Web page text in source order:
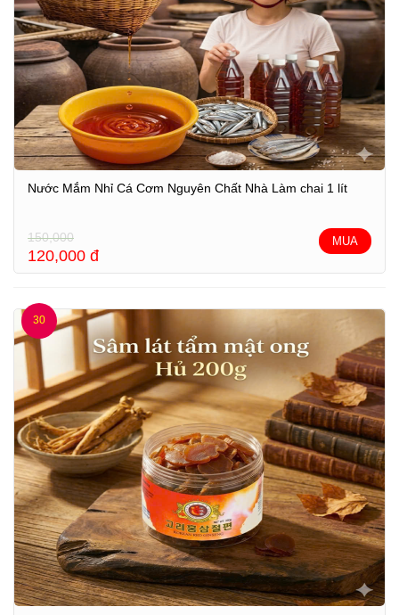
Nước Mắm Nhỉ Cá Cơm Nguyên Chất Nhà Làm chai 1 lít
150,000
120,000 đ
MUA
30